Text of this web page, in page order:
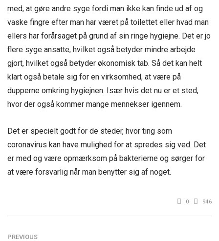
med, at gøre andre syge fordi man ikke kan finde ud af og
vaske fingre efter man har været på toilettet eller hvad man
ellers har forårsaget på grund af sin ringe hygiejne. Det er jo
flere syge ansatte, hvilket også betyder mindre arbejde
gjort, hvilket også betyder økonomisk tab. Så det kan helt
klart også betale sig for en virksomhed, at være på
dupperne omkring hygiejnen. Især hvis det nu er et sted,
hvor der også kommer mange mennekser igennem.
Det er specielt godt for de steder, hvor ting som
coronavirus kan have mulighed for at spredes sig ved. Det
er med og være opmærksom på bakterierne og sørger for
at være forsvarlig når man benytter sig af noget.
0 946
PREVIOUS